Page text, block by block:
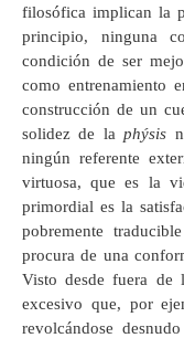
filosófica implican la
principio, ninguna
condición de ser
como entrenamiento
construcción de un
solidez de laphýsis
ningún referente
virtuosa, que es la
primordial es la
pobremente
procura de una
Visto desde fuera de
excesivo que, por
revolcándose